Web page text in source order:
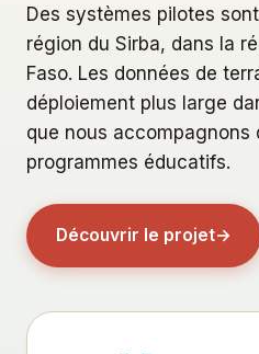
Des systèmes pilotes
région du Sirba, dans la
Faso. Les données de
déploiement plus large
que nous accompagnons
programmes éducatifs.
Découvrir le projet→